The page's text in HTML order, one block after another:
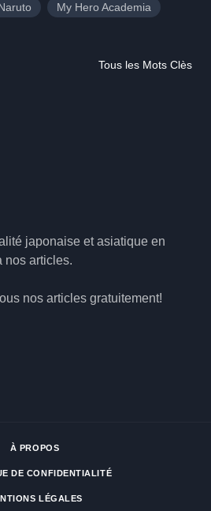
japonaise et asiatique en
nos articles.
nos articles gratuitement!
My Hero Academia
Tous les Mots Clès
À PROPOS
DE CONFIDENTIALITÉ
LÉGALES